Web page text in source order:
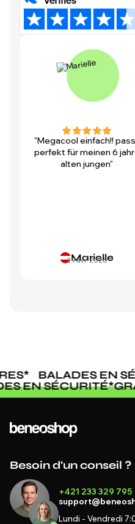
"Megacool einfach!!
perfekt für meinen 6
alten jungen"
Marielle
29 avr. 2026
* BALADES EN
EN SÉCURITÉ*
Besoin d'un conseil ?
+421 233 329 795
Lundi - Vendredi